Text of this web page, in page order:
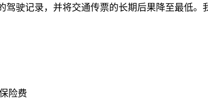
驾驶记录，并将交通传票的长期后果降至最低。
险费